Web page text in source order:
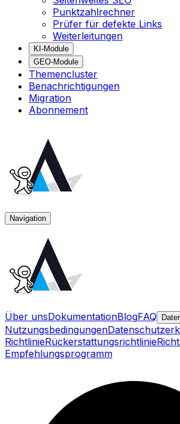
Punktzahlrechner
Prüfer für defekte Links
Weiterleitungen
KI-Module
GEO-Module
Themencluster
Benachrichtigungen
Migration
Abonnement
Navigation
Über unsDokumentationBlogFAQ
Nutzungsbedingungen
RichtlinieRückerstattungsrichtlinie
Empfehlungsprogramm